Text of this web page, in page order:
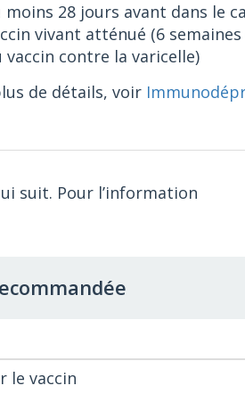
moins 28 jours avant dans le
vivant atténué (6 semaines
vaccin contre la varicelle)
de détails, voir
suit. Pour l’information
le vaccin